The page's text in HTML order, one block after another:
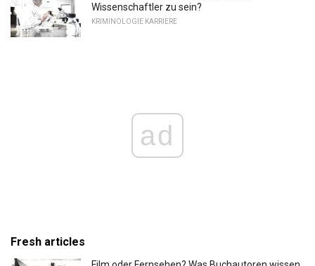
Wissenschaftler zu sein?
KRIMINOLOGIE KARRIERE
ad
Fresh articles